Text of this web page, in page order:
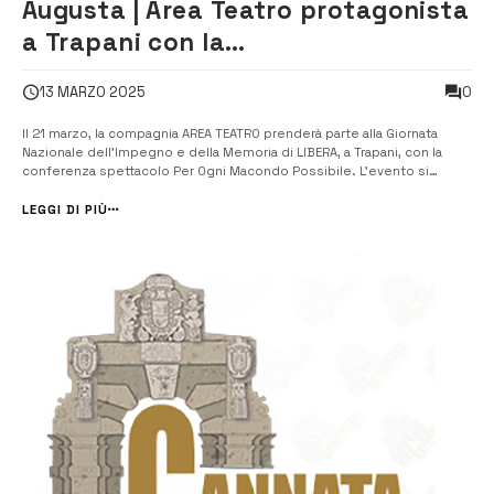
Augusta | Area Teatro protagonista
a Trapani con la
Macondo Possibile”
13 MARZO 2025 0
Il 21 marzo, la compagnia AREA TEATRO prenderà parte alla Giornata
Nazionale dell’Impegno e della Memoria di LIBERA, a Trapani, con la
conferenza spettacolo Per Ogni Macondo Possibile. L’evento si
manifestazione. Un invito che sottolinea il valore della compagnia,
LEGGI DI PIÙ